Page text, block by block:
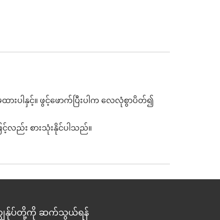
းပါနှင့်။ ဖွင့်ဖောက်ပြီးပါက လေလုံစွာပိတ်၍
လည်း စားသုံးနိုင်ပါသည်။
န်ုပ်တို့ကို ဆက်သွယ်ရန်